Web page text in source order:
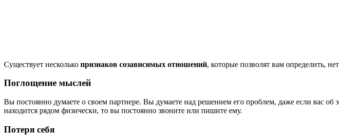
Существует несколько признаков созависимых отношений, которые позволят вам определить,
Поглощение мыслей
Вы постоянно думаете о своем партнере. Вы думаете над решением его проблем, даже если вас
находится рядом физически, то вы постоянно звоните или пишите ему.
Потеря себя